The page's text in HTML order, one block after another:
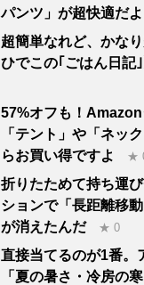
パンツ」が超快適だよ
超簡単なれど、かな
ひでこの｢ごはん日記｣
57%オフも！
「テント」や「ネッ
らお買い得ですよ
★
折りたためて持ち運
ションで「長距離移
が消えたんだ
★ 0
直接当てるのが1番。
「夏の暑さ・冷房の